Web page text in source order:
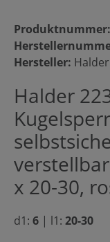
Produktnummer:
Hersteller: Halder
Halder
x 20-30,
d1: 6 | l1: 20-30